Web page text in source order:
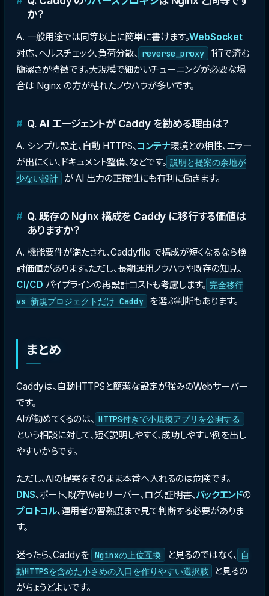
か？
A. 一般用途では同等以上に簡単に書けます。WebSocket
対応、ヘルスチェック、負荷分散、 reverse_proxy
1行で済む
簡潔さが特徴です。大規模で細かいチューニングが必要な場
合は Nginx の方が枯れたノウハウが多いです。
Q. AI エージェントが Caddy を勧める理由は？
A. シンプル設定、自動 HTTPS、 コンテナ環境との相性、エラー
が出にくい、ドキュメント整備、などです。 説明と提案の余地が
少ない設計
が AI 出力の正確性にも有利に働きます。
Q. 既存の Nginx 構成を Caddy に移行する価値は
ありますか？
A. 機能要件が満たされ、Caddyfile で構成が短くなるなら検
討価値があります。ただし、長期運用ノウハウや既存の知見、
CI/CD パイプラインの再設計コストも考慮します。 完全移行
vs 新規プロジェクトだけ Caddy
を選ぶ判断もあります。
まとめ
Caddyは、自動HTTPSと簡潔な設定が強みのWebサーバー
です。
AIが勧めてくるのは、 HTTPS付きで小規模アプリを公開する
という相談に対して、短く説明しやすく、成功しやすい例を出し
やすいからです。
ただし、AIの提案をそのまま本番へ入れるのは危険です。
DNS、ポート、既存Webサーバー、ログ、証明書、バックエンドの
プロトコル、運用者の習熟度まで見て判断する必要がありま
す。
迷ったら、Caddyを Nginxの上位互換 と見るのではなく、
自
動HTTPSを含めた小さめの入口を作りやすい選択肢
と見るの
がちょうどよいです。